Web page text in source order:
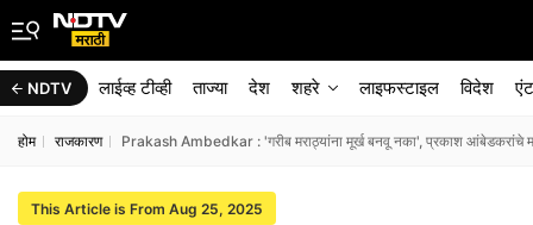
NDTV लाईव्ह टीव्ही ताज्या देश शहरे लाइफस्टाइल विदेश
होम राजकारण Prakash Ambedkar : 'गरीब मराठ्यांना मूर्ख बनवू नका', प्रकाश आंबेडकरांचे
This Article is From Aug 25, 2025